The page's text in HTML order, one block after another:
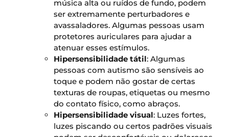
música alta ou ruídos de fundo, podem
ser extremamente perturbadores e
avassaladores. Algumas pessoas usam
protetores auriculares para ajudar a
atenuar esses estímulos.
Hipersensibilidade tátil: Algumas
pessoas com autismo são sensíveis ao
toque e podem não gostar de certas
texturas de roupas, etiquetas ou mesmo
do contato físico, como abraços.
Hipersensibilidade visual: Luzes fortes,
luzes piscando ou certos padrões visuais